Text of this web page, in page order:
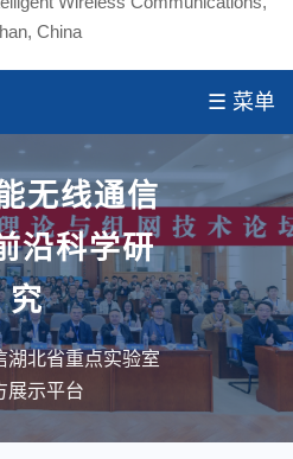
China
☰ 菜单
无线通信
沿科学研
究
湖北省重点实验室
展示平台